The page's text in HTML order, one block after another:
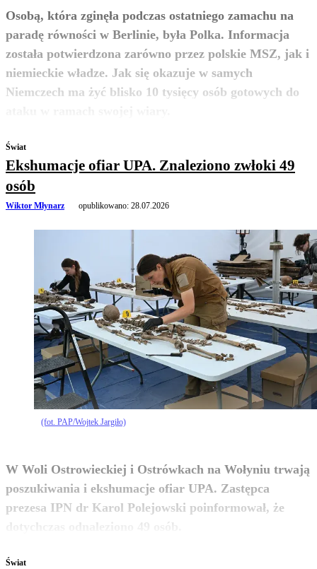
Osobą, która zginęła podczas ostatniego zamachu na
paradę równości w Berlinie, była Polka. Informacja
została potwierdzona zarówno przez polskie MSZ, jak i
niemieckie władze. Jak się okazuje w samych
Niemczech ma żyć blisko 10 tysięcy osób gotowych do
zobacz więcej
Świat
Ekshumacje ofiar UPA. Znaleziono zwłoki 49
osób
Wiktor Młynarz opublikowano: 28.07.2026
(fot. PAP/Wojtek Jargiło)
W Woli Ostrowieckiej i Ostrówkach na Wołyniu trwają
poszukiwania i ekshumacje ofiar UPA. Zastępca
prezesa IPN dr Karol Polejowski poinformował, że
dotychczas odnaleziono 49 osób.
zobacz więcej
Świat